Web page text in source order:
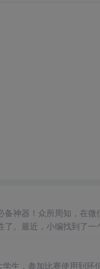
神器！众所周知，在微
。最近，小编找到了
一个在校大学生，参加比赛使